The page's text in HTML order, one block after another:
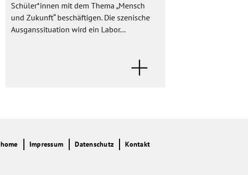
Schüler*innen mit dem Thema „Mensch
und Zukunft“ beschäftigen. Die szenische
Ausganssituation wird ein Labor...
home Impressum Datenschutz Kontakt